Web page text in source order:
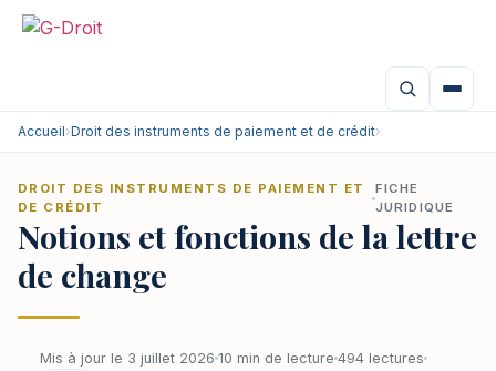
Accueil›Droit des instruments de paiement et de crédit›
DROIT DES INSTRUMENTS DE PAIEMENT ET
DE CRÉDIT
FICHE
JURIDIQUE
Notions et fonctions de la lettre
de change
Mis à jour le 3 juillet 2026 10 min de lecture 494 lectures